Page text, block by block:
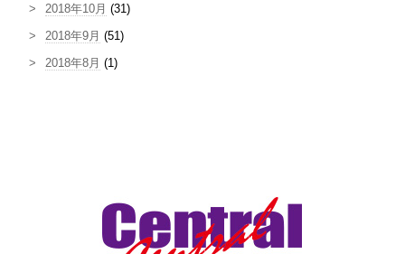
2018年10月 (31)
2018年9月 (51)
2018年8月 (1)